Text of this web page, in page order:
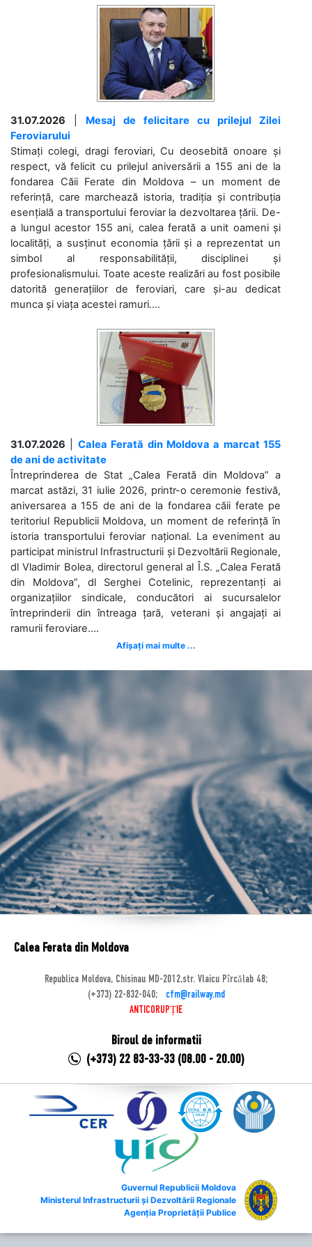
31.07.2026
Mesaj de felicitare cu prilejul Zilei
Feroviarului
Stimați colegi, dragi feroviari, Cu deosebită onoare și
respect, vă felicit cu prilejul aniversării a 155 ani de la
fondarea Căii Ferate din Moldova – un moment de
referință, care marchează istoria, tradiția și contribuția
esențială a transportului feroviar la dezvoltarea țării. De-
a lungul acestor 155 ani, calea ferată a unit oameni și
localități, a susținut economia țării și a reprezentat un
simbol al responsabilității, disciplinei și
profesionalismului. Toate aceste realizări au fost posibile
datorită generațiilor de feroviari, care și-au dedicat
munca și viața acestei ramuri....
31.07.2026
Calea Ferată din Moldova a marcat 155
de ani de activitate
Întreprinderea de Stat „Calea Ferată din Moldova” a
marcat astăzi, 31 iulie 2026, printr-o ceremonie festivă,
aniversarea a 155 de ani de la fondarea căii ferate pe
teritoriul Republicii Moldova, un moment de referință în
istoria transportului feroviar național. La eveniment au
participat ministrul Infrastructurii și Dezvoltării Regionale,
dl Vladimir Bolea, directorul general al Î.S. „Calea Ferată
din Moldova”, dl Serghei Cotelinic, reprezentanți ai
organizațiilor sindicale, conducători ai sucursalelor
întreprinderii din întreaga țară, veterani și angajați ai
ramurii feroviare....
Afișați mai multe ...
Calea Ferata din Moldova
Republica Moldova, Chisinau MD-2012,str. Vlaicu Pîrcălab 48;
(+373) 22-832-040;
cfm@railway.md
ANTICORUPȚIE
Biroul de informatii
(+373) 22 83-33-33 (08.00 - 20.00)
Guvernul Republicii Moldova
Ministerul Infrastructurii și Dezvoltării Regionale
Agenția Proprietății Publice